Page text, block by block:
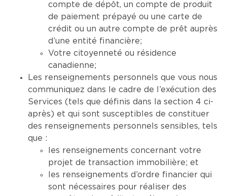
compte de dépôt, un compte de produit
de paiement prépayé ou une carte de
crédit ou un autre compte de prêt auprès
d’une entité financière;
Votre citoyenneté ou résidence
canadienne;
Les renseignements personnels que vous nous
communiquez dans le cadre de l’exécution des
Services (tels que définis dans la section 4 ci-
après) et qui sont susceptibles de constituer
des renseignements personnels sensibles, tels
que :
les renseignements concernant votre
projet de transaction immobilière; et
les renseignements d’ordre financier qui
sont nécessaires pour réaliser des